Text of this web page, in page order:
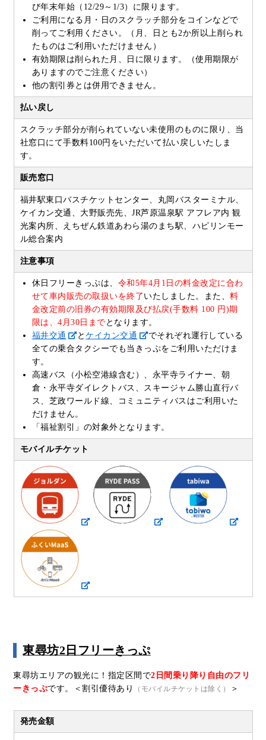
び年末年始（12/29～1/3）に限ります。
ご利用になる月・日のスクラッチ部分をコインなどで
削ってご利用ください。（月、日とも2か所以上削られ
たものはご利用いただけません）
有効期限は削られた月、日に限ります。（使用期限が
ありますのでご注意ください）
他の割引券とは併用できません。
払い戻し
スクラッチ部分が削られていない未使用のものに限り、当
社窓口にて手数料100円をいただいて払い戻しいたしま
す。
販売窓口
福井駅東口バスチケットセンター、丸岡バスターミナル、
ケイカン交通、大野販売先、JR芦原温泉駅 アフレア内 観
光案内所、えちぜん鉄道あわら湯のまち駅、ハピリンモー
ル総合案内
注意事項
休日フリーきっぷは、 令和5年4月1日の料金改定に合わ
せて車内販売の取扱いを終了 いたしました。また、 料
金改定前の旧券の有効期限及び払戻(手数料 100 円)期
限は、4月30日まで となります。
福井交通
とケイカン交通
でそれぞれ運行している
全ての乗合タクシーでも当きっぷをご利用いただけま
す。
高速バス（小松空港線含む）、永平寺ライナー、朝
倉・永平寺ダイレクトバス、スキージャム勝山直行バ
ス、芝政ワールド線、コミュニティバスはご利用いた
だけません。
「福祉割引」の対象外となります。
モバイルチケット
東尋坊2日フリーきっぷ
東尋坊エリアの観光に！指定区間で2日間乗り降り自由のフリ
ーきっぷです。＜割引優待あり （モバイルチケットは除く） ＞
発売金額